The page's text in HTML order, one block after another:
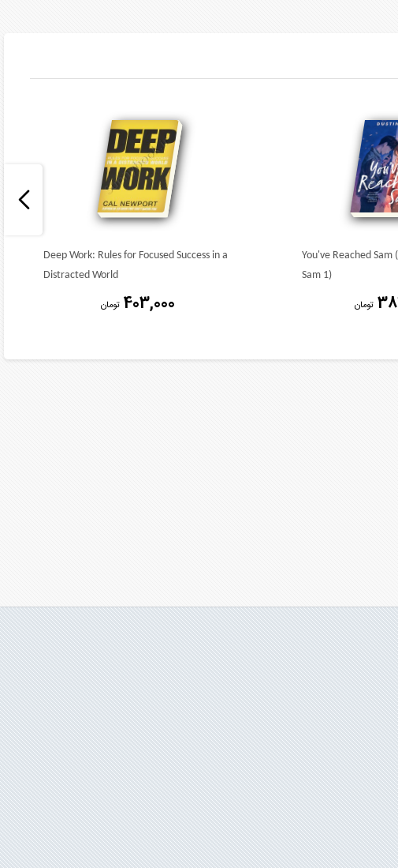
You've Reached Sam
Sam 1)
تومان
Deep Work: Rules for Focused Success in a
Distracted World
403,000 تومان